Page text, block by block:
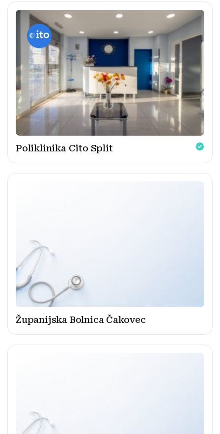
Poliklinika Cito Split
Županijska Bolnica Čakovec